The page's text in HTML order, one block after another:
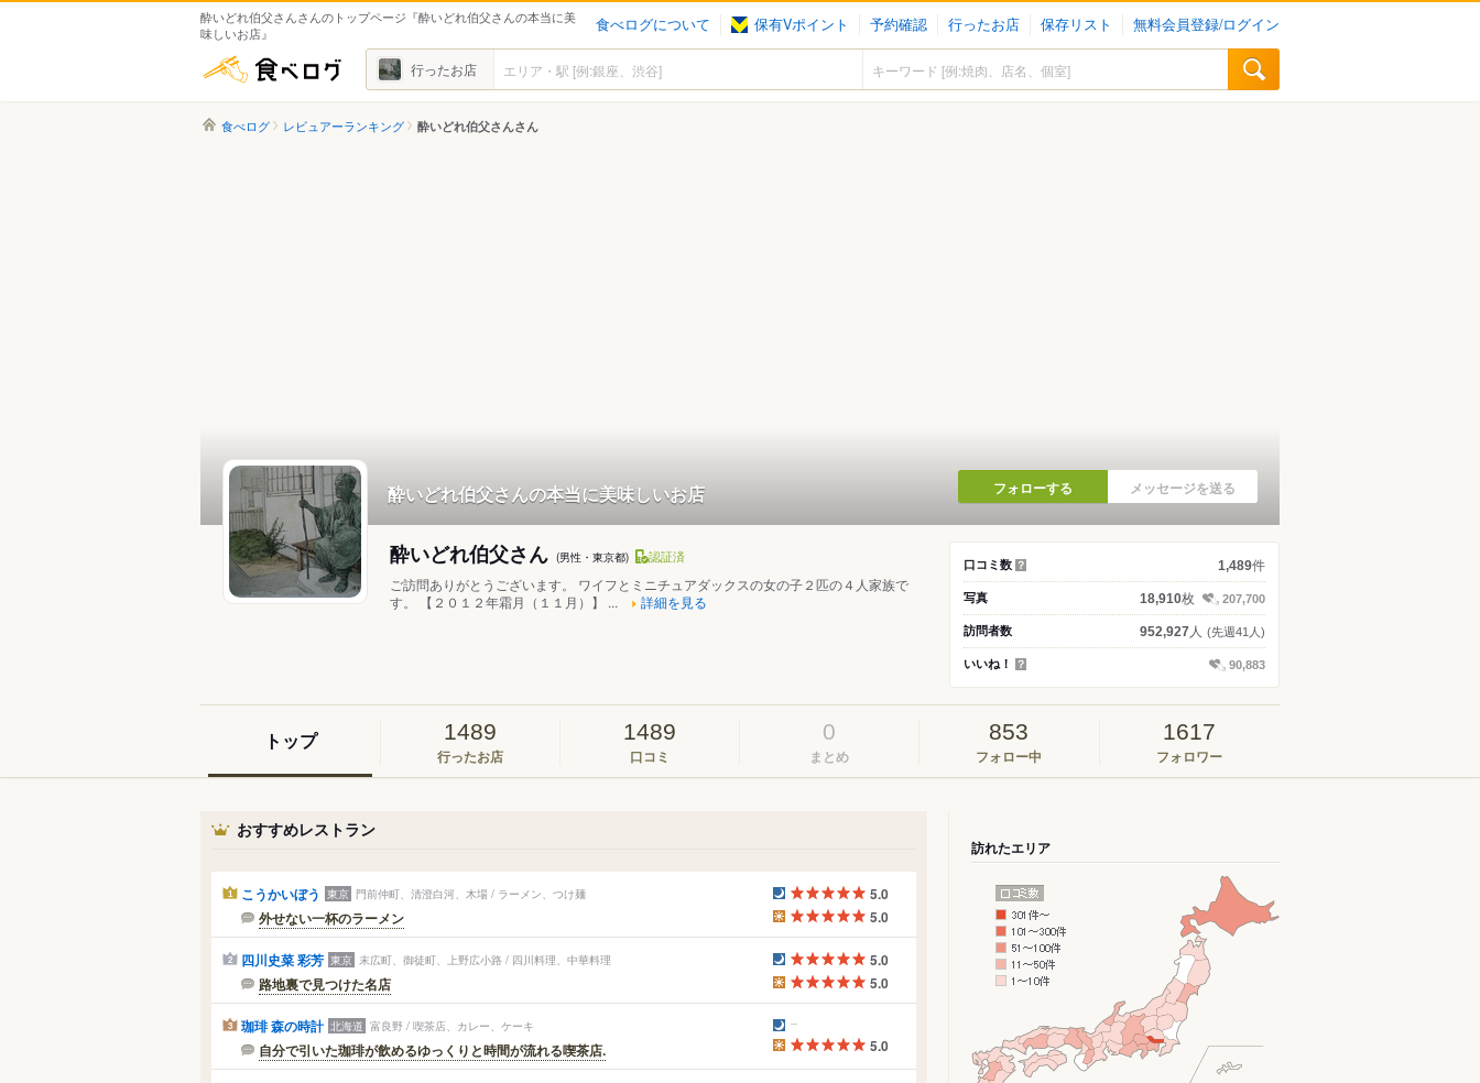
酔いどれ伯父さんさんのトップページ『酔いどれ伯父さんの本当に美
味しいお店』
食べログについて 保有Vポイント 予約確認 行ったお店 保存リスト 無料会員登録/ログイン
食べログ 行ったお店
食べログ レビュアーランキング 酔いどれ伯父さんさん
酔いどれ伯父さんの本当に美味しいお店 フォローする メッセージを送る
酔いどれ伯父さん (男性・東京都) 認証済
ご訪問ありがとうございます。 ワイフとミニチュアダックスの女の子２匹の４人家族で
す。 【２０１２年霜月（１１月）】 ...
詳細を見る
口コミ数 ？ 1,489件
写真 18,910枚 207,700
訪問者数 952,927人 (先週41人)
いいね！ ？ 90,883
トップ 1489
行ったお店
1489
口コミ
0
まとめ
853
フォロー中
1617
フォロワー
おすすめレストラン
1 こうかいぼう 東京 門前仲町、清澄白河、木場 / ラーメン、つけ麺
外せない一杯のラーメン
5.0
5.0
2 四川史菜 彩芳 東京 末広町、御徒町、上野広小路 / 四川料理、中華料理
路地裏で見つけた名店
5.0
5.0
3 珈琲 森の時計 北海道 富良野 / 喫茶店、カレー、ケーキ
自分で引いた珈琲が飲めるゆっくりと時間が流れる喫茶店. 5.0
訪れたエリア